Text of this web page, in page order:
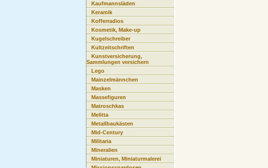
Kaufmannsläden
Keramik
Kofferradios
Kosmetik, Make-up
Kugelschreiber
Kultzeitschriften
Kunstversicherung,
Sammlungen versichern
Lego
Mainzelmännchen
Masken
Massefiguren
Matroschkas
Melitta
Metallbaukästen
Mid-Century
Militaria
Mineralien
Miniaturen, Miniaturmalerei